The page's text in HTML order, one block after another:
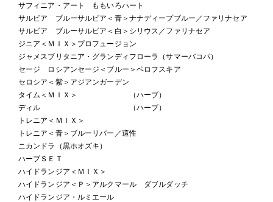
サフィニア・アート ももいろハート
サルビア ブルーサルビア＜青＞ナナディープブルー／ファリナセア
サルビア ブルーサルビア＜白＞シリウス／ファリナセア
ジニア＜ＭＩＸ＞プロフュージョン
ジャメスブリタニア・グランディフローラ（サマーバコパ）
セージ ロシアンセージ＜ブルー＞ペロフスキア
セロシア＜紫＞アジアンガーデン
タイム＜ＭＩＸ＞ （ハーブ）
ディル （ハーブ）
トレニア＜ＭＩＸ＞
トレニア＜青＞ブルーリバー／這性
ニカンドラ（黒ホオズキ）
ハーブＳＥＴ
ハイドランジア＜ＭＩＸ＞
ハイドランジア＜Ｐ＞アルクマール ダブルダッチ
ハイドランジア・ルミエール